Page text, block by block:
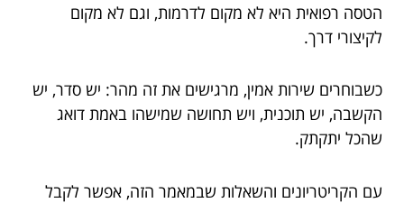
הטסה רפואית היא לא מקום לדרמות, וגם לא מקום
לקיצורי דרך.
כשבוחרים שירות אמין, מרגישים את זה מהר: יש סדר, יש
הקשבה, יש תוכנית, ויש תחושה שמישהו באמת דואג
שהכל יתקתק.
עם הקריטריונים והשאלות שבמאמר הזה, אפשר לקבל